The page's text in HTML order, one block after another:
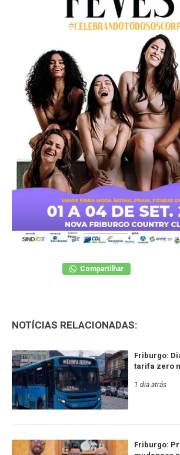
Compartilhar
NOTÍCIAS RELACIONADAS:
Friburgo:
tarifa zero
1 dia atrás
Friburgo: